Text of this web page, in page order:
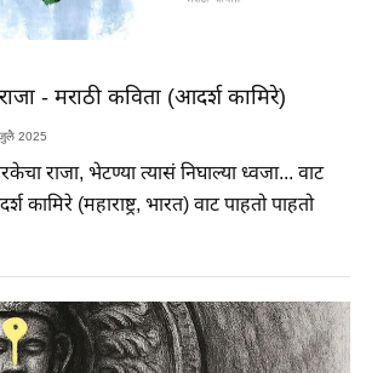
- मराठी कविता (आदर्श कामिरे)
2025
राजा, भेटण्या त्यासं निघाल्या ध्वजा... वाट
कामिरे (महाराष्ट्र, भारत) वाट पाहतो पाहतो